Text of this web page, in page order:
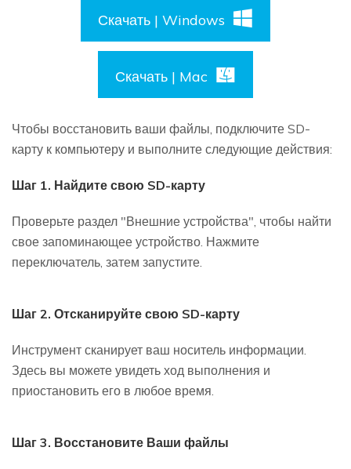
Скачать | Windows
Скачать | Mac
Чтобы восстановить ваши файлы, подключите SD-
карту к компьютеру и выполните следующие действия:
Шаг 1. Найдите свою SD-карту
Проверьте раздел "Внешние устройства", чтобы найти
свое запоминающее устройство. Нажмите
переключатель, затем запустите.
Шаг 2. Отсканируйте свою SD-карту
Инструмент сканирует ваш носитель информации.
Здесь вы можете увидеть ход выполнения и
приостановить его в любое время.
Шаг 3. Восстановите Ваши файлы